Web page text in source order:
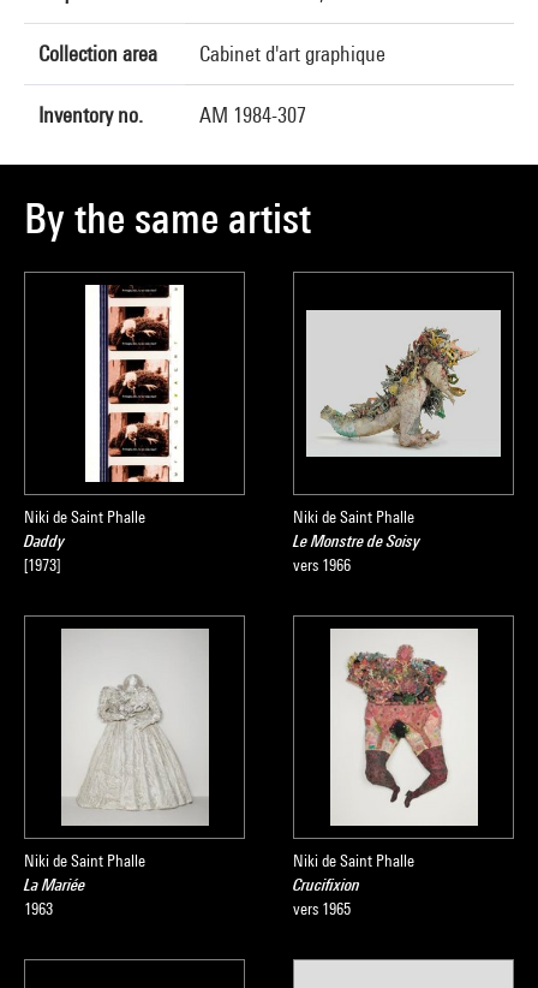
Collection area Cabinet d'art graphique
Inventory no. AM 1984-307
By the same artist
Niki de Saint Phalle
Daddy
[1973]
Niki de Saint Phalle
Le Monstre de Soisy
vers 1966
Niki de Saint Phalle
La Mariée
1963
Niki de Saint Phalle
Crucifixion
vers 1965